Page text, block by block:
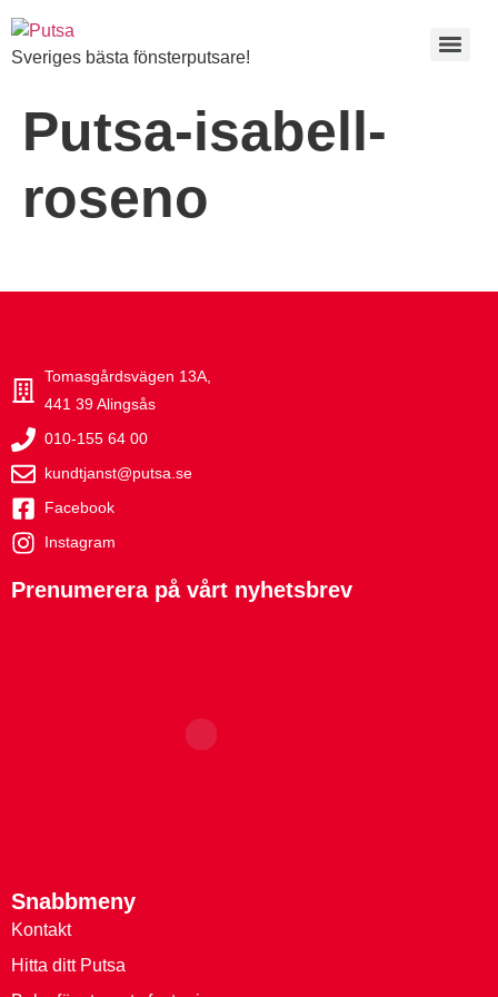
Sveriges bästa fönsterputsare!
Putsa-isabell-
roseno
Tomasgårdsvägen 13A,
441 39 Alingsås
010-155 64 00
kundtjanst@putsa.se
Facebook
Instagram
Prenumerera på vårt nyhetsbrev
Snabbmeny
Kontakt
Hitta ditt Putsa